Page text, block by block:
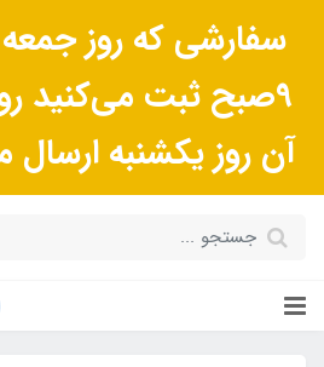
سفارشی که روز
9صبح ثبت می‌کنید
آن روز یکشنبه